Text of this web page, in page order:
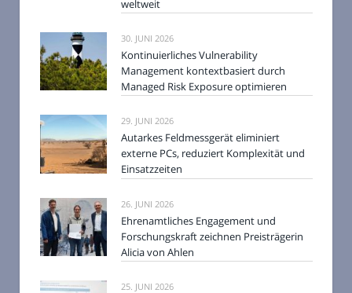
weltweit
30. JUNI 2026
Kontinuierliches Vulnerability
Management kontextbasiert durch
Managed Risk Exposure optimieren
29. JUNI 2026
Autarkes Feldmessgerät eliminiert
externe PCs, reduziert Komplexität und
Einsatzzeiten
26. JUNI 2026
Ehrenamtliches Engagement und
Forschungskraft zeichnen Preisträgerin
Alicia von Ahlen
25. JUNI 2026